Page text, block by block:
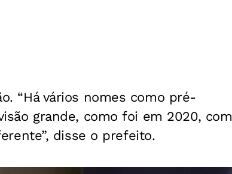
“Há vários nomes como pré-
grande, como foi em 2020, com
disse o prefeito.